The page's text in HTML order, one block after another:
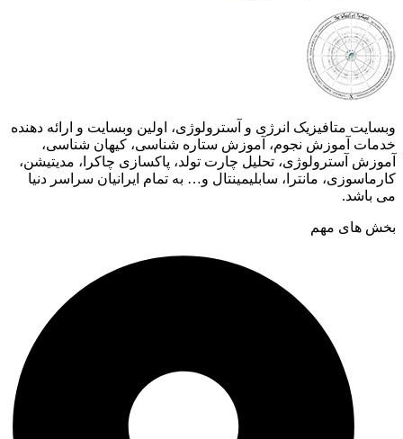
وبسایت متافیزیک انرژی و آسترولوژی، اولین وبسایت و ارائه دهنده
خدمات آموزش نجوم، آموزش ستاره شناسی، کیهان شناسی،
آموزش آسترولوژی، تحلیل چارت تولد، پاکسازی چاکرا، مدیتیشن،
کارماسوزی، مانترا، سابلیمینتال و… به تمام ایرانیان سراسر دنیا
می باشد.
بخش های مهم